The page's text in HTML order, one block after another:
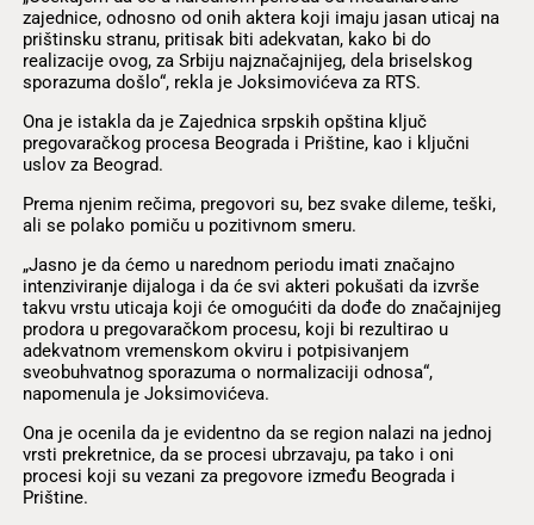
zajednice, odnosno od onih aktera koji imaju jasan uticaj na
prištinsku stranu, pritisak biti adekvatan, kako bi do
realizacije ovog, za Srbiju najznačajnijeg, dela briselskog
sporazuma došlo“, rekla je Joksimovićeva za RTS.
Ona je istakla da je Zajednica srpskih opština ključ
pregovaračkog procesa Beograda i Prištine, kao i ključni
uslov za Beograd.
Prema njenim rečima, pregovori su, bez svake dileme, teški,
ali se polako pomiču u pozitivnom smeru.
„Jasno je da ćemo u narednom periodu imati značajno
intenziviranje dijaloga i da će svi akteri pokušati da izvrše
takvu vrstu uticaja koji će omogućiti da dođe do značajnijeg
prodora u pregovaračkom procesu, koji bi rezultirao u
adekvatnom vremenskom okviru i potpisivanjem
sveobuhvatnog sporazuma o normalizaciji odnosa“,
napomenula je Joksimovićeva.
Ona je ocenila da je evidentno da se region nalazi na jednoj
vrsti prekretnice, da se procesi ubrzavaju, pa tako i oni
procesi koji su vezani za pregovore između Beograda i
Prištine.